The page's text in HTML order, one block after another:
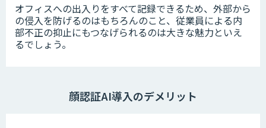
オフィスへの出入りをすべて記録できるため、外部から
の侵入を防げるのはもちろんのこと、従業員による内
部不正の抑止にもつなげられるのは大きな魅力といえ
るでしょう。
顔認証AI導入のデメリット